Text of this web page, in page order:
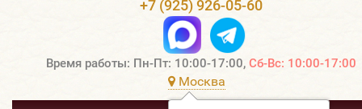
+7 (925) 926-05-60
Время работы: Пн-Пт: 10:00-17:00, Сб-Вс: 10:00-17:00
Москва